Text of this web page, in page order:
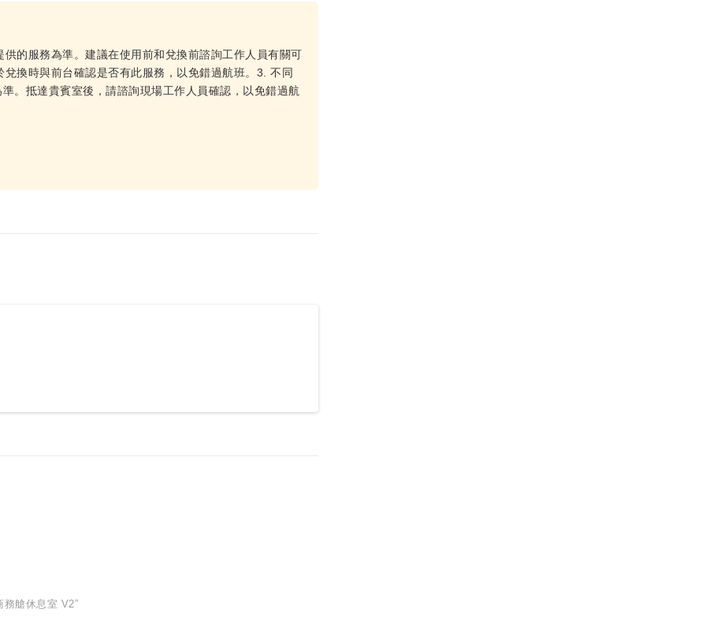
的服務為準。建議在使用前和兌換前諮詢工作人員有關可
換時與前台確認是否有此服務，以免錯過航班。3. 不同
。抵達貴賓室後，請諮詢現場工作人員確認，以免錯過航
艙休息室 V2”